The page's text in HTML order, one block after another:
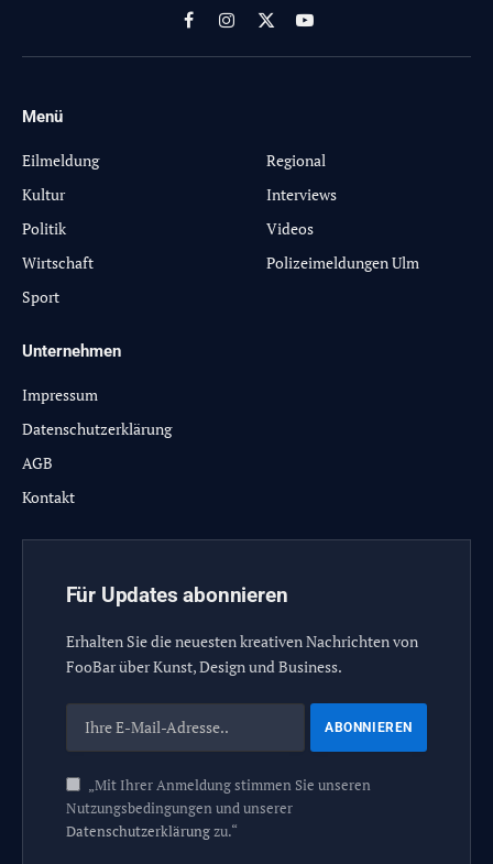
FacebookInstagram
X
(Twitter)
YouTube
Menü
Eilmeldung
Kultur
Politik
Wirtschaft
Sport
Regional
Interviews
Videos
Polizeimeldungen Ulm
Unternehmen
Impressum
Datenschutzerklärung
AGB
Kontakt
Für Updates abonnieren
Erhalten Sie die neuesten kreativen Nachrichten von
FooBar über Kunst, Design und Business.
„Mit Ihrer Anmeldung stimmen Sie unseren
Nutzungsbedingungen und unserer
Datenschutzerklärungzu.“